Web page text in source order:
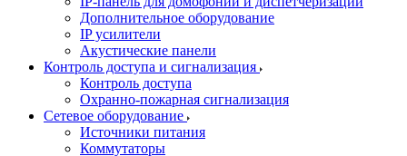
Дополнительное оборудование
IP усилители
Акустические панели
Контроль доступа и сигнализация
Контроль доступа
Охранно-пожарная сигнализация
Сетевое оборудование
Источники питания
Коммутаторы